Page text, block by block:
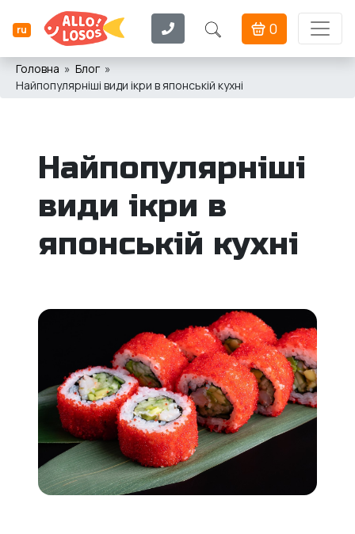
ru 0
Головна
Блог
Найпопулярніші види ікри в японській кухні
Найпопулярніші
види ікри в
японській кухні